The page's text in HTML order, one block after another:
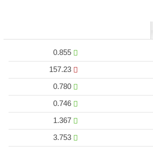
0.855
157.23
0.780
0.746
1.367
3.753